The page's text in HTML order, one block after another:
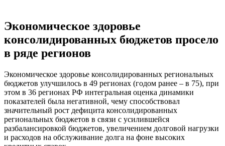
Экономическое здоровье
консолидированных бюджетов просело
в ряде регионов
Экономическое здоровье консолидированных региональных
бюджетов улучшилось в 49 регионах (годом ранее – в 75), при
этом в 36 регионах РФ интегральная оценка динамики
показателей была негативной, чему способствовал
значительный рост дефицита консолидированных
региональных бюджетов в связи с усилившейся
разбалансировкой бюджетов, увеличением долговой нагрузки
и расходов на обслуживание долга на фоне высоких